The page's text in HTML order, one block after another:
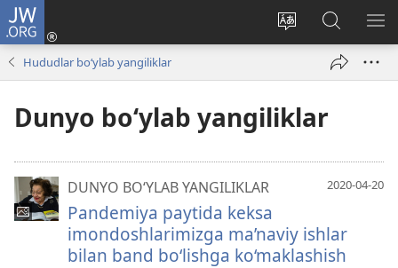
JW.ORG
Saytning
o‘zgartirish
Kirish
(opens
JW.ORG
bo‘yicha
izlash
Hududlar bo‘ylab yangiliklar
Dunyo bo‘ylab yangiliklar
2020-04-20
DUNYO BO‘YLAB YANGILIKLAR
Pandemiya paytida keksa
imondoshlarimizga ma’naviy ishlar
bilan band bo‘lishga ko‘maklashish